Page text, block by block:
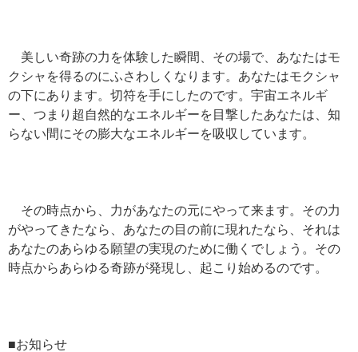
美しい奇跡の力を体験した瞬間、その場で、あなたはモ
クシャを得るのにふさわしくなります。あなたはモクシャ
の下にあります。切符を手にしたのです。宇宙エネルギ
ー、つまり超自然的なエネルギーを目撃したあなたは、知
らない間にその膨大なエネルギーを吸収しています。
その時点から、力があなたの元にやって来ます。その力
がやってきたなら、あなたの目の前に現れたなら、それは
あなたのあらゆる願望の実現のために働くでしょう。その
時点からあらゆる奇跡が発現し、起こり始めるのです。
■お知らせ